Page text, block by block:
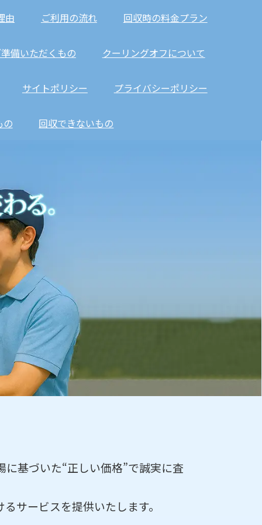
由 ご利用の流れ 回収時の料金プラン
備いただくもの クーリングオフについて
サイトポリシー プライバシーポリシー
の 回収できないもの
基づいた“正しい価格”で誠実に査
サービスを提供いたします。